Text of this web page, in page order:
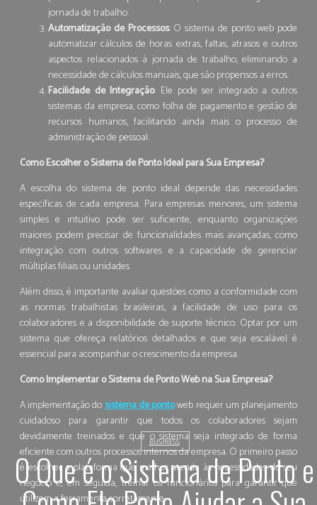
BUSINESS
O Que é o Sistema de Ponto e
jornada de trabalho.
Automatização de Processos: O sistema de ponto web pode
automatizar cálculos de horas extras, faltas, atrasos e outros
aspectos relacionados à jornada de trabalho, eliminando a
necessidade de cálculos manuais, que são propensos a erros.
Facilidade de Integração: Ele pode ser integrado a outros
sistemas da empresa, como folha de pagamento e gestão de
recursos humanos, facilitando ainda mais o processo de
administração de pessoal.
Como Escolher o Sistema de Ponto Ideal para Sua Empresa?
A escolha do sistema de ponto ideal depende das necessidades
específicas de cada empresa. Para empresas menores, um sistema
simples e intuitivo pode ser suficiente, enquanto organizações
maiores podem precisar de funcionalidades mais avançadas, como
integração com outros softwares e a capacidade de gerenciar
múltiplas filiais ou unidades.
Além disso, é importante avaliar questões como a conformidade com
as normas trabalhistas brasileiras, a facilidade de uso para os
colaboradores e a disponibilidade de suporte técnico. Optar por um
sistema que ofereça relatórios detalhados e que seja escalável é
essencial para acompanhar o crescimento da empresa.
Como Implementar o Sistema de Ponto Web na Sua Empresa?
A implementação dosistema de pontoweb requer um planejamento
cuidadoso para garantir que todos os colaboradores sejam
devidamente treinados e que o sistema seja integrado de forma
eficiente com outros processos internos da empresa. O primeiro passo
é escolher a plataforma que melhor atenda às necessidades do seu
negócio e, em seguida, treinar os funcionários para garantir que
utilizem a ferramenta corretamente.